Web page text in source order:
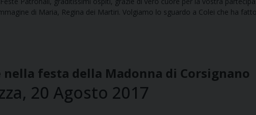
di Maria, Regina dei Martiri. Volgiamo lo sguardo a Colei che ha
festa della Madonna di Corsignano
20 Agosto 2017